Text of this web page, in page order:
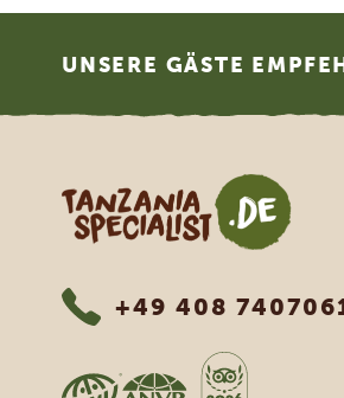
UNSERE GÄSTE
Tanzania Specialist
+49 408